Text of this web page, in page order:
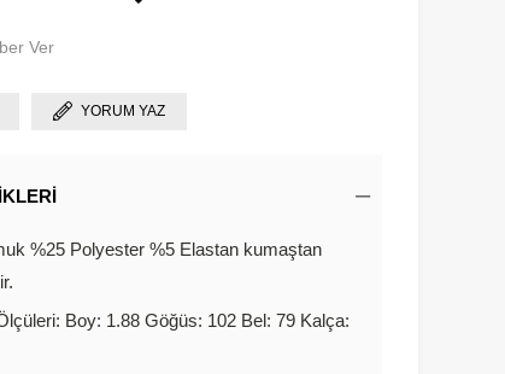
Ver
YORUM YAZ
%25 Polyester %5 Elastan kumaştan
Boy: 1.88 Göğüs: 102 Bel: 79 Kalça: